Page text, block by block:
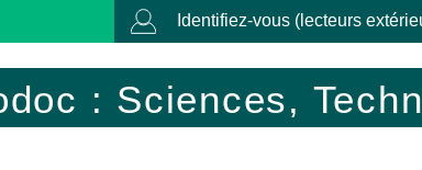
Identifiez-vous (lecteurs
: Sciences,